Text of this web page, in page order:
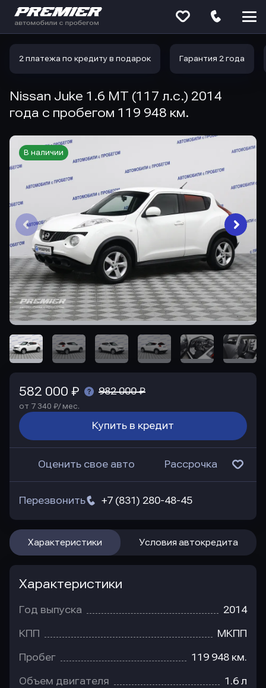
2 платежа по кредиту в подарок Гарантия 2 года
Nissan Juke 1.6 MT (117 л.с.) 2014
года с пробегом 119 948 км.
В наличии
582 000 ₽ 982 000 ₽
от 7 340 ₽/ мес.
Купить в кредит
Оценить свое авто Рассрочка
+7 (831) 280-48-45
Перезвонить
Характеристики Условия автокредита
Характеристики
Год выпуска 2014
КПП МКПП
Пробег 119 948 км.
Объем двигателя 1.6 л